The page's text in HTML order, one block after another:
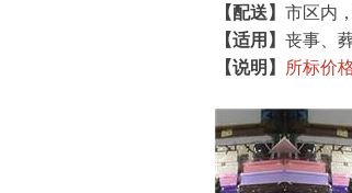
【配送】 市区内
【适用】 丧事、
【说明】
所标价